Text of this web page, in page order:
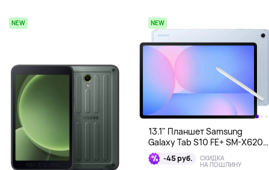
NEW NEW
13.1" Планшет Samsung
Galaxy Tab S10 FE+ SM-X620
8/128 Гб, голубой
-45 руб. СКИДКА
НА ПОШЛИНУ